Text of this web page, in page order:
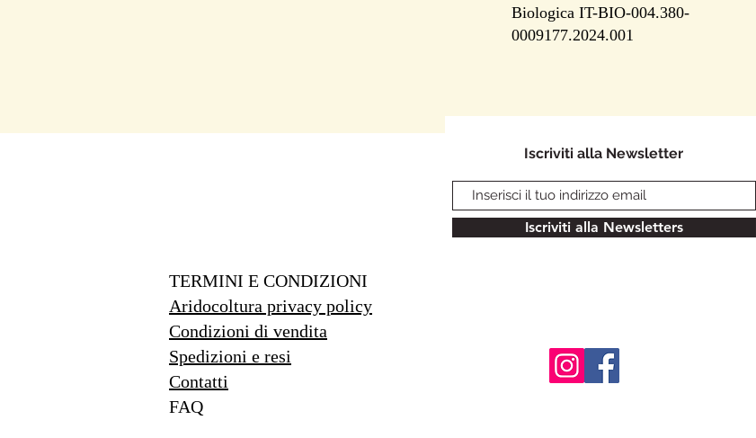
Biologica IT-BIO-004.380-
0009177.2024.001
TERMINI E CONDIZIONI
Aridocoltura privacy policy
Condizioni di vendita
Spedizioni e resi
Contatti
FAQ
Iscriviti alla Newsletter
Iscriviti alla Newsletters